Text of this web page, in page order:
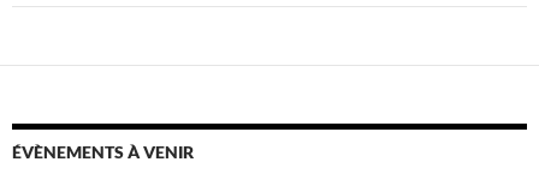
ÉVÈNEMENTS À VENIR